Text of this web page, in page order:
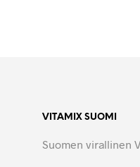
VITAMIX SUOMI
Suomen virallinen